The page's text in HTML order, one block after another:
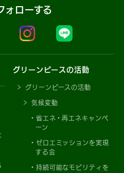
ォローする
グリーンピースの活動
グリーンピースの活動
気候変動
省エネ・再エネキャンペ
ーン
ゼロエミッションを実現
する会
持続可能なモビリティを